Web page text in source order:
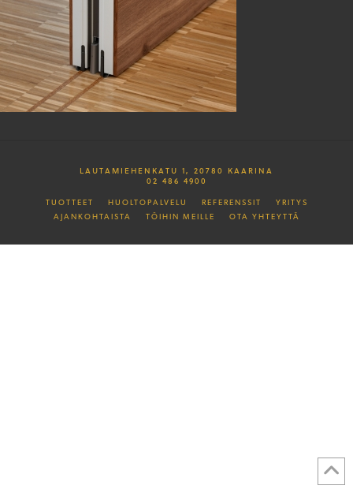
LAUTAMIEHENKATU 1, 20780 KAARINA
02 486 4900
TUOTTEET HUOLTOPALVELU REFERENSSIT
YRITYS
AJANKOHTAISTA
TÖIHIN MEILLE OTA YHTEYTTÄ